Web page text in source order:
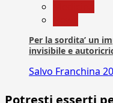
Per la sordita’ un
invisibile e
Salvo Franchina